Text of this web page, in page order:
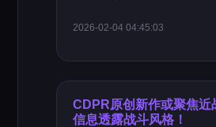
2026-02-04 04:45:03
CDPR原创新作或聚焦近
信息透露战斗风格！